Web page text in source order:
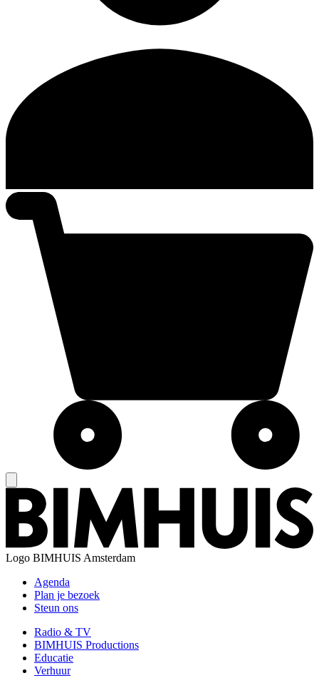
Logo BIMHUIS Amsterdam
Agenda
Plan je bezoek
Steun ons
Radio & TV
BIMHUIS Productions
Educatie
Verhuur